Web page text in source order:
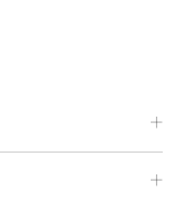
todo o Brasil